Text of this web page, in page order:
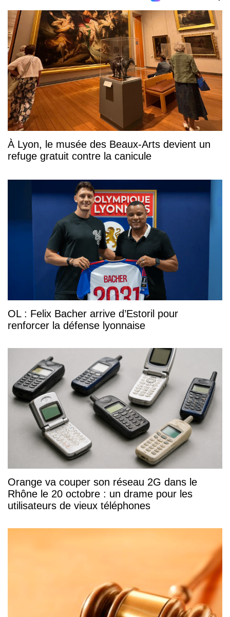
À Lyon, le musée des Beaux-Arts devient un
refuge gratuit contre la canicule
OL : Felix Bacher arrive d’Estoril pour
renforcer la défense lyonnaise
Orange va couper son réseau 2G dans le
Rhône le 20 octobre : un drame pour les
utilisateurs de vieux téléphones